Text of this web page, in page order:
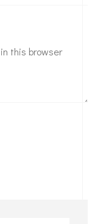
this browser